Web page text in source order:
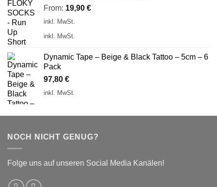
From: 19,90 €
inkl. MwSt.
inkl. MwSt.
Dynamic Tape – Beige & Black Tattoo – 5cm – 6
Pack
97,80 €
inkl. MwSt.
NOCH NICHT GENUG?
Folge uns auf unseren Social Media Kanälen!